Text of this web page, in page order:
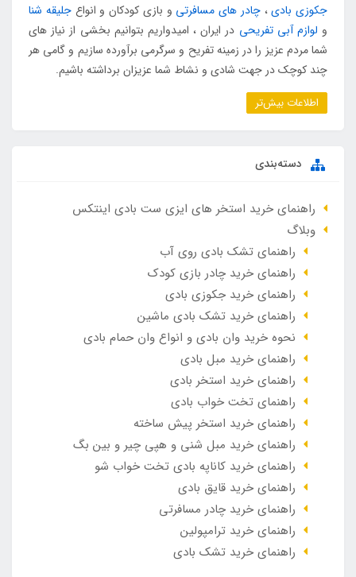
جکوزی بادی،چادر های مسافرتی و بازی کودکان و انواعجلیقه شنا
و لوازم آبی تفریحی در ایران ، امیدواریم بتوانیم بخشی از نیاز های
شما مردم عزیز را در زمینه تفریح و سرگرمی برآورده سازیم و گامی هر
چند کوچک در جهت شادی و نشاط شما عزیزان برداشته باشیم.
اطلاعات بیش‌تر
دسته‌بندی
راهنمای خرید استخر های ایزی ست بادی اینتکس
وبلاگ
راهنمای تشک بادی روی آب
راهنمای خرید چادر بازی کودک
راهنمای خرید جکوزی بادی
راهنمای خرید تشک بادی ماشین
نحوه خرید وان بادی و انواع وان حمام بادی
راهنمای خرید مبل بادی
راهنمای خرید استخر بادی
راهنمای تخت خواب بادی
راهنمای خرید استخر پیش ساخته
راهنمای خرید مبل شنی و هپی چیر و بین بگ
راهنمای خرید کاناپه بادی تخت خواب شو
راهنمای خرید قایق بادی
راهنمای خرید چادر مسافرتی
راهنمای خرید ترامپولین
راهنمای خرید تشک بادی